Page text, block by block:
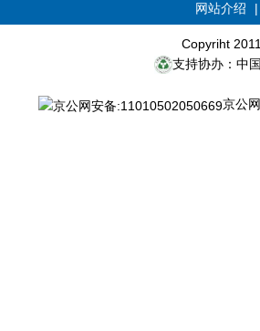
网站介绍
Copyriht
支持协办：中
京公